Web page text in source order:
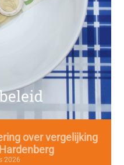
over vergelijking
2026